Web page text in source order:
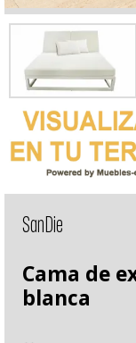
SanDie
Cama de
blanca